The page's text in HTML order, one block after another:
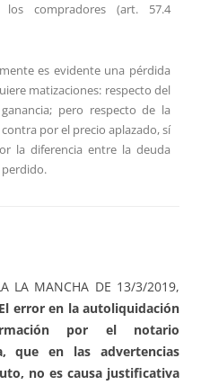
compradores (art. 57.4
es evidente una pérdida
matizaciones: respecto del
pero respecto de la
por el precio aplazado, sí
la diferencia entre la deuda
LA MANCHA DE 13/3/2019,
El error en la autoliquidación
por el notario
que en las advertencias
no es causa justificativa